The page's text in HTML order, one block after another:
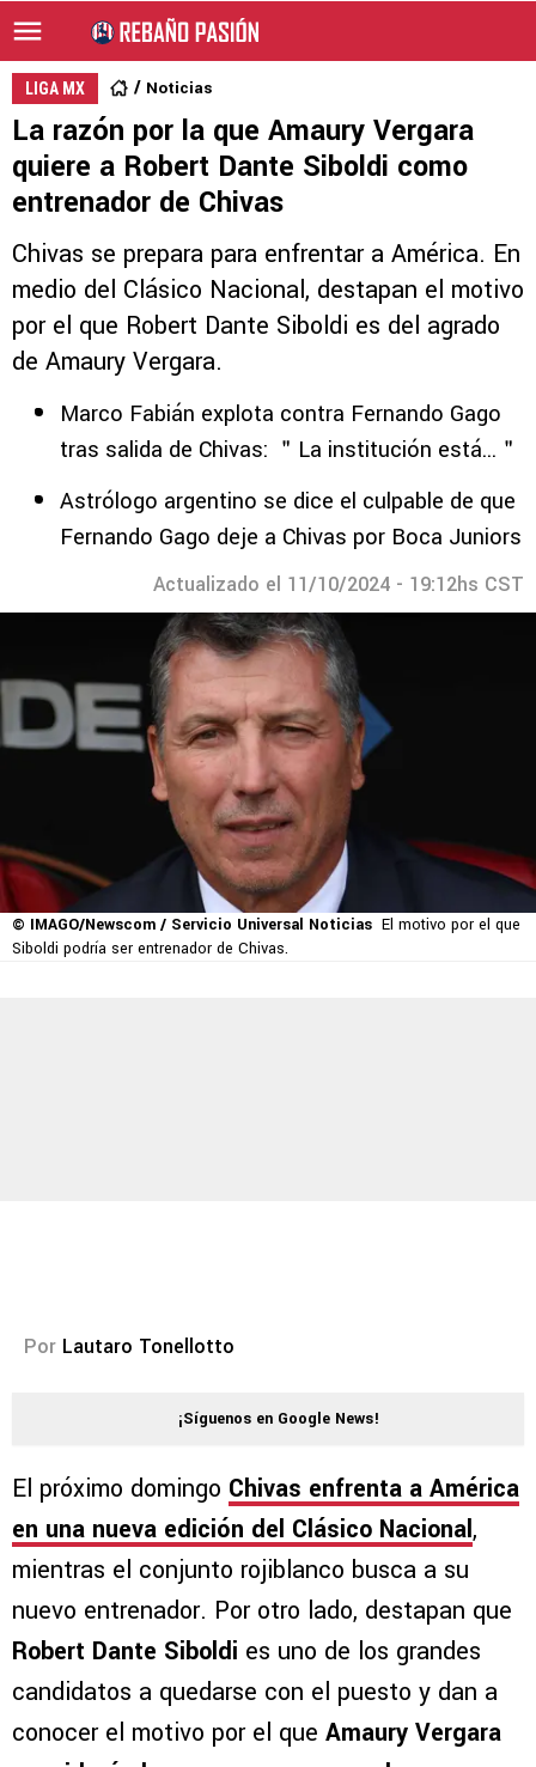
LIGA MX Noticias
La razón por la que Amaury Vergara
quiere a Robert Dante Siboldi como
entrenador de Chivas
Chivas se prepara para enfrentar a América. En
medio del Clásico Nacional, destapan el motivo
por el que Robert Dante Siboldi es del agrado
de Amaury Vergara.
Marco Fabián explota contra Fernando Gago
tras salida de Chivas: ＂La institución está...＂
Astrólogo argentino se dice el culpable de que
Fernando Gago deje a Chivas por Boca Juniors
Actualizado el 11/10/2024 - 19:12hs CST
© IMAGO/Newscom / Servicio Universal Noticias El motivo por el que
Siboldi podría ser entrenador de Chivas.
Por Lautaro Tonellotto
¡Síguenos en Google News!
El próximo domingo Chivas enfrenta a América
en una nueva edición del Clásico Nacional,
mientras el conjunto rojiblanco busca a su
nuevo entrenador. Por otro lado, destapan que
Robert Dante Siboldi es uno de los grandes
candidatos a quedarse con el puesto y dan a
conocer el motivo por el que Amaury Vergara